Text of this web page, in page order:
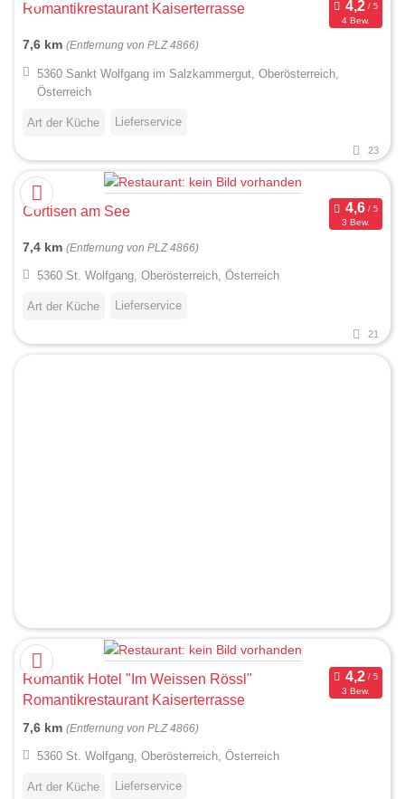
Romantikrestaurant Kaiserterrasse
4 Bew.
7,6 km (Entfernung von PLZ 4866)
5360 Sankt Wolfgang im Salzkammergut, Oberösterreich,
Österreich
Art der Küche Lieferservice
23
Cortisen am See
3 Bew.
7,4 km (Entfernung von PLZ 4866)
5360 St. Wolfgang, Oberösterreich, Österreich
Art der Küche Lieferservice
21
Romantik Hotel "Im Weissen Rössl"
Romantikrestaurant Kaiserterrasse
3 Bew.
7,6 km (Entfernung von PLZ 4866)
5360 St. Wolfgang, Oberösterreich, Österreich
Art der Küche Lieferservice